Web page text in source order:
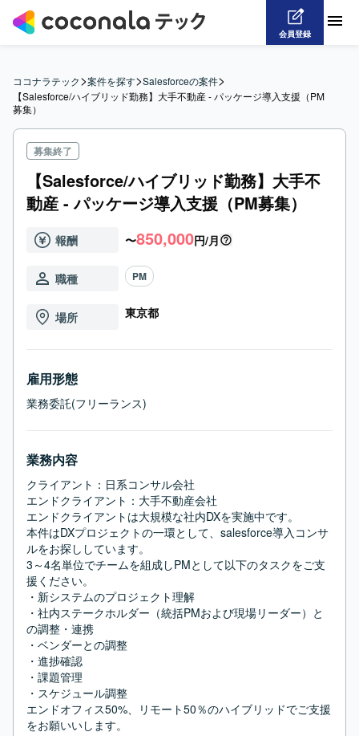
会員登録
ココナラテック>案件を探す>Salesforceの案件>
【Salesforce/ハイブリッド勤務】大手不動産 - パッケージ導入支援（PM
募集）
募集終了
【Salesforce/ハイブリッド勤務】大手不
動産 - パッケージ導入支援（PM募集）
報酬 〜850,000円/月
職種 PM
場所 東京都
雇用形態
業務委託(フリーランス)
業務内容
クライアント：日系コンサル会社
エンドクライアント：大手不動産会社
エンドクライアントは大規模な社内DXを実施中です。
本件はDXプロジェクトの一環として、salesforce導入コンサ
ルをお探ししています。
3～4名単位でチームを組成しPMとして以下のタスクをご支
援ください。
・新システムのプロジェクト理解
・社内ステークホルダー（統括PMおよび現場リーダー）と
の調整・連携
・ベンダーとの調整
・進捗確認
・課題管理
・スケジュール調整
エンドオフィス50%、リモート50％のハイブリッドでご支援
をお願いいします。